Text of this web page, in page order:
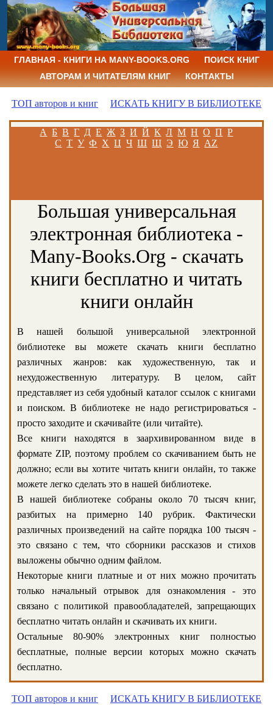
ГЛАВНАЯ - КНИГИ НА MANY-BOOKS.ORG
ПОИСК КНИГ
АВТОРАМ И ЧИТАТЕЛЯМ КНИГ
КОНТАКТЫ
ТОП авторов и книг ИСКАТЬ КНИГУ В БИБЛИОТЕКЕ
А Б В Г Д Е Ж З И Й К Л М Н О П Р
С Т У Ф Х Ц Ч Ш Щ Э Ю Я AZ
Большая универсальная
электронная библиотека -
Many-Books.Org - скачать
книги бесплатно и читать
книги онлайн
В нашей большой универсальной электронной
библиотеке вы можете скачать книги бесплатно
различных жанров: как художественную, так и
нехудожественную литературу. В целом, сайт
представляет из себя удобный каталог ссылок с книгами
и поиском. В библиотеке не надо регистрироваться -
просто заходите и скачивайте (или читайте).
Все книги находятся в заархивированном виде в
формате ZIP, поэтому проблем со скачиванием быть не
должно; если вы хотите читать книги онлайн, то также
можете легко сделать это в нашей библиотеке.
В нашей библиотеке собраны около 70 тысяч книг,
разбитых на примерно 140 рубрик. Фактически
различных произведений на сайте порядка 100 тысяч -
это связано с тем, что сборники рассказов и стихов
выложены обычно одним файлом.
Некоторые книги платные и от них можно прочитать
только начальный отрывок для ознакомления - это
связано с политикой правообладателей, запрещающих
бесплатно читать онлайн и скачивать их книги.
Остальные 80-90% электронных книг полностью
бесплатные, полные версии которых можно скачать
бесплатно.
ТОП авторов и книг ИСКАТЬ КНИГУ В БИБЛИОТЕКЕ